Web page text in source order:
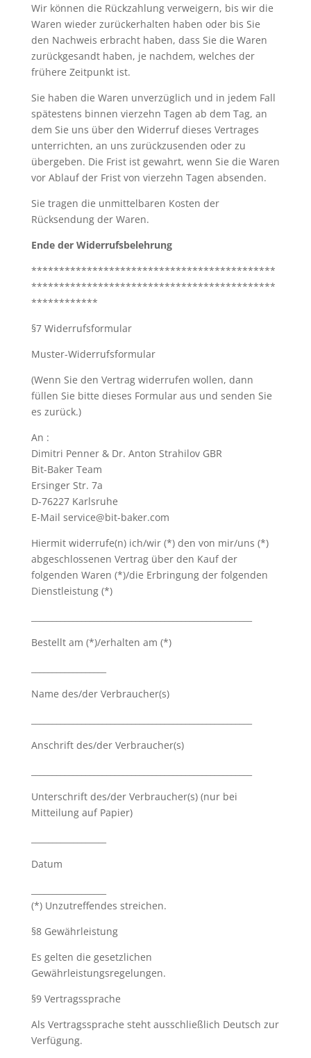
Wir können die Rückzahlung verweigern, bis wir die
Waren wieder zurückerhalten haben oder bis Sie
den Nachweis erbracht haben, dass Sie die Waren
zurückgesandt haben, je nachdem, welches der
frühere Zeitpunkt ist.
Sie haben die Waren unverzüglich und in jedem Fall
spätestens binnen vierzehn Tagen ab dem Tag, an
dem Sie uns über den Widerruf dieses Vertrages
unterrichten, an uns zurückzusenden oder zu
übergeben. Die Frist ist gewahrt, wenn Sie die Waren
vor Ablauf der Frist von vierzehn Tagen absenden.
Sie tragen die unmittelbaren Kosten der
Rücksendung der Waren.
Ende der Widerrufsbelehrung
********************************************
********************************************
************
§7 Widerrufsformular
Muster-Widerrufsformular
(Wenn Sie den Vertrag widerrufen wollen, dann
füllen Sie bitte dieses Formular aus und senden Sie
es zurück.)
An :
Dimitri Penner & Dr. Anton Strahilov GBR
Bit-Baker Team
Ersinger Str. 7a
D-76227 Karlsruhe
E-Mail service@bit-baker.com
Hiermit widerrufe(n) ich/wir (*) den von mir/uns (*)
abgeschlossenen Vertrag über den Kauf der
folgenden Waren (*)/die Erbringung der folgenden
Dienstleistung (*)
Bestellt am (*)/erhalten am (*)
Name des/der Verbraucher(s)
Anschrift des/der Verbraucher(s)
Unterschrift des/der Verbraucher(s) (nur bei
Mitteilung auf Papier)
Datum
(*) Unzutreffendes streichen.
§8 Gewährleistung
Es gelten die gesetzlichen
Gewährleistungsregelungen.
§9 Vertragssprache
Als Vertragssprache steht ausschließlich Deutsch zur
Verfügung.